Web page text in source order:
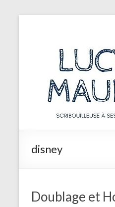
Maurice
Scribouilleuse
perdues
disney
Doublage et